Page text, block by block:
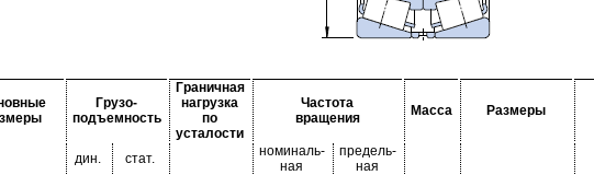
Грузо-
подъемность
Граничная
нагрузка
по
усталости
Частота
вращения
Масса Размеры
дин. стат.
номиналь-
ная
предель-
ная